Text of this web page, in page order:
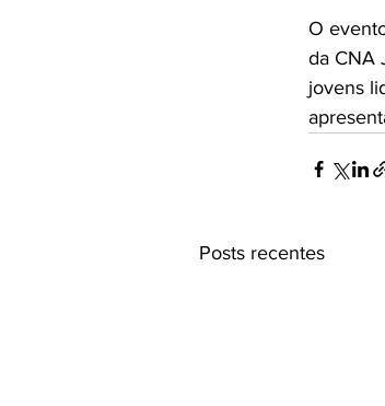
O
da CNA
jovens
Posts recentes